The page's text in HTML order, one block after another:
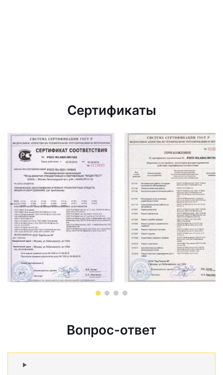
Сертификаты
Вопрос-ответ